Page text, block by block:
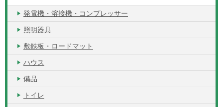
発電機・溶接機・コンプレッサー
照明器具
敷鉄板・ロードマット
ハウス
備品
トイレ